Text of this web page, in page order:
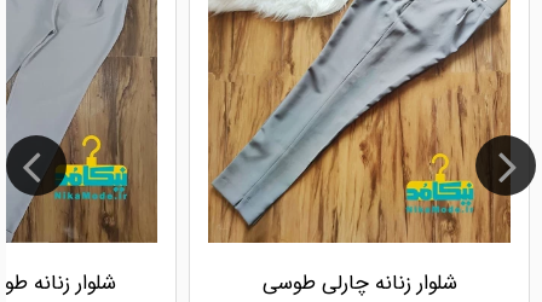
شلوار زنانه چارلی طوسی
شلوار زنانه